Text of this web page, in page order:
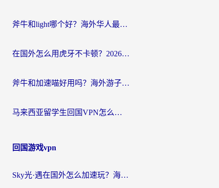
斧牛和light哪个好？海外华人最关心的回国加速器选择难题，一篇讲透
在国外怎么用虎牙不卡顿？2026海外华人亲测有效的回国加速器选择指南
斧牛和加速喵好用吗？海外游子的真实选择困境
马来西亚留学生回国VPN怎么选？3个避坑点+1款实测好用的加速器推荐
回国游戏vpn
Sky光·遇在国外怎么加速玩？海外党亲测有效的国服游戏加速指南